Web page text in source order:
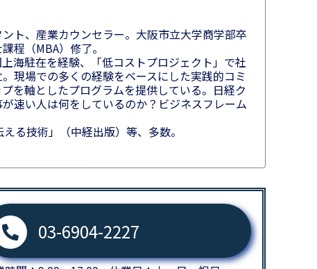
ト、産業カウンセラー。大阪市立大学商学部卒
程（MBA）修了。
海駐在を経験、「低コストプロジェクト」で社
現場での多くの経験をベースにした実践的コミ
を軸としたプログラムを提供している。日経ク
速い人は何をしているのか？ビジネスフレーム
る技術」（中経出版）等、多数。
03-6904-2227